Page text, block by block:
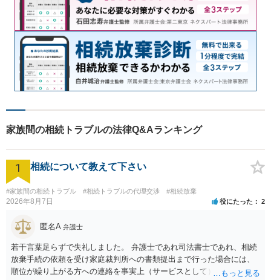
家族間の相続トラブルの法律Q&Aランキング
1 相続について教えて下さい
#家族間の相続トラブル #相続トラブルの代理交渉 #相続放棄
2026年8月7日 役にたった 2
匿名A 弁護士
若干言葉足らずで失礼しました。 弁護士であれ司法書士であれ、相続
放棄手続の依頼を受け家庭裁判所への書類提出まで行った場合には、
順位が繰り上がる方への連絡を事実上（サービスとして）行うことは